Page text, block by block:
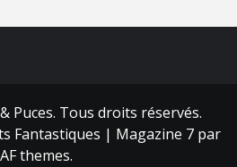
Puces. Tous droits réservés.
Fantastiques | Magazine 7 par
AF themes.